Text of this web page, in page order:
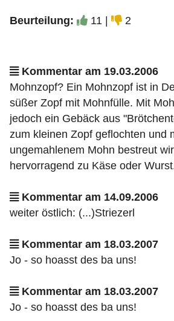
Beurteilung: 11 | 2
Kommentar am 19.03.2006
Mohnzopf? Ein Mohnzopf ist in
süßer Zopf mit Mohnfülle. Mit
jedoch ein Gebäck aus
zum kleinen Zopf geflochten und
ungemahlenem Mohn bestreut
hervorragend zu Käse oder
Kommentar am 14.09.2006
weiter östlich: (...)Striezerl
Kommentar am 18.03.2007
Jo - so hoasst des ba uns!
Kommentar am 18.03.2007
Jo - so hoasst des ba uns!